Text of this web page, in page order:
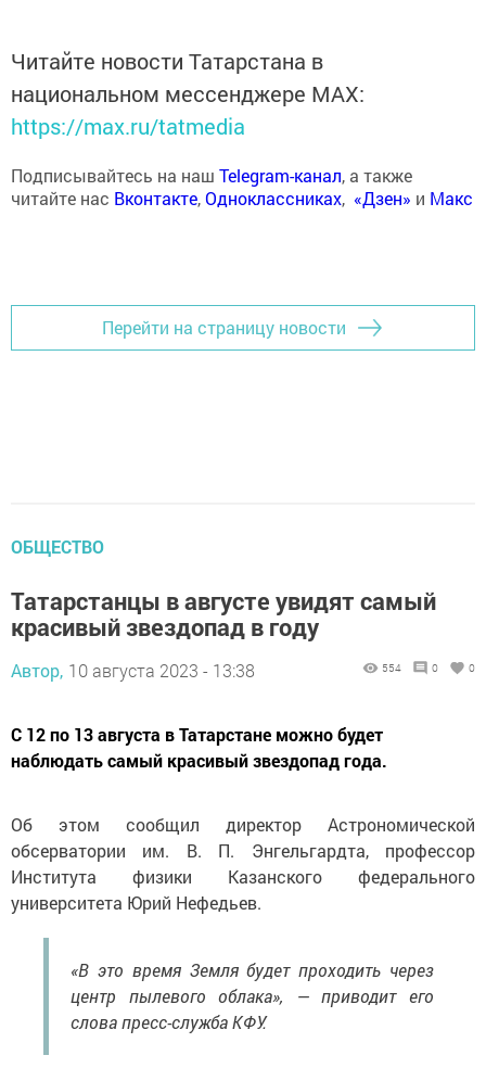
Читайте новости Татарстана в
национальном мессенджере MАХ:
https://max.ru/tatmedia
Подписывайтесь на наш Telegram-канал, а также
читайте нас Вконтакте,Одноклассниках, «Дзен» и Макс
Перейти на страницу новости
ОБЩЕСТВО
Татарстанцы в августе увидят самый
красивый звездопад в году
Автор, 10 августа 2023 - 13:38 554 0 0
С 12 по 13 августа в Татарстане можно будет
наблюдать самый красивый звездопад года.
Об этом сообщил директор Астрономической
обсерватории им. В. П. Энгельгардта, профессор
Института физики Казанского федерального
университета Юрий Нефедьев.
«В это время Земля будет проходить через
центр пылевого облака», — приводит его
слова пресс-служба КФУ.